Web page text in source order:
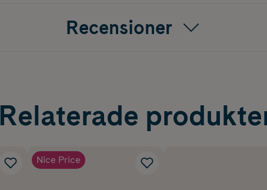
Recensioner
Relaterade
Nice Price